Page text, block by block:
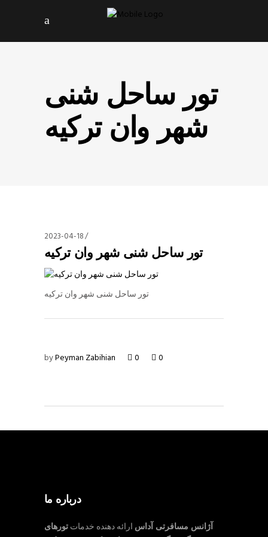
تور ساحل شنی
شهر وان ترکیه
2023-04-18
تور ساحل شنی شهر وان ترکیه
تور ساحل شنی شهر وان ترکیه
byPeyman Zabihian 0 0
درباره ما
آژانس مسافرتی آداس ارائه دهنده خدماتتورهای